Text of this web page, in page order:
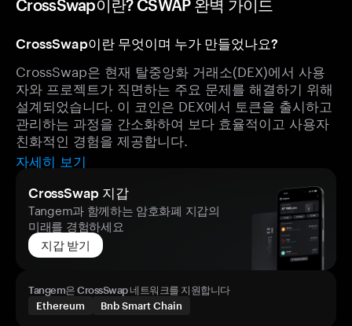
CrossSwap이란? CSWAP 완벽 가이드
CrossSwap이란 무엇이며 누가 만들었나요?
CrossSwap은 현재 탈중앙화 거래소(DEX)에서 사용
자와 프로젝트가 직면하는 주요 문제를 해결하기 위해
설계되었습니다. 이 코인은 DEX에서 토큰을 출시하고
관리하는 과정을 간소화하여 보다 효율적이고 사용자
친화적인 경험을 제공합니다.
자세히 보기
CrossSwap 지갑
Tangem과 함께하는 암호화폐 지갑의
미래를 경험하세요
지갑 받기
Tangem은 CrossSwap 네트워크를 지원합니다
Ethereum
Bnb Smart Chain